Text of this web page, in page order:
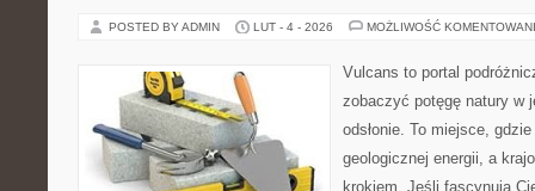
POSTED BY ADMIN LUT - 4 - 2026 MOŻLIWOŚĆ
Vulcans to portal
zobaczyć potęgę natury w
odsłonie. To miejsce,
geologicznej energii, a
krokiem. Jeśli fascynują